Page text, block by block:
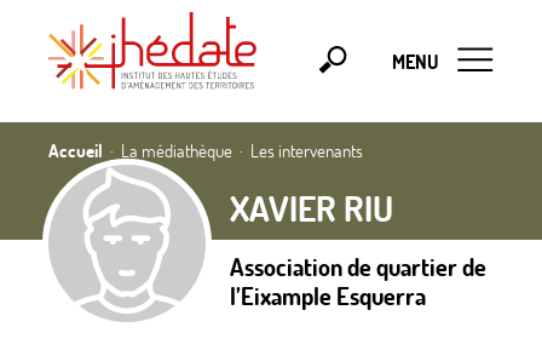
MENU
Accueil La médiathèque Les intervenants
XAVIER RIU
Association de quartier de
l’Eixample Esquerra